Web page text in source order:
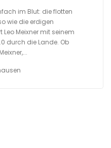
im Blut: die flotten
wie die erdigen
Leo Meixner mit seinem
durch die Lande. Ob